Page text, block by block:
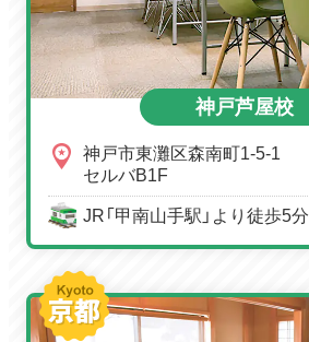
神戸芦屋校
神戸市東灘区森南町1-5-1
セルバB1F
JR「甲南山手駅」より徒歩5分